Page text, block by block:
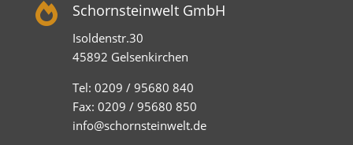
 Schornsteinwelt GmbH
Isoldenstr.30
45892 Gelsenkirchen
Tel: 0209 / 95680 840
Fax: 0209 / 95680 850
info@schornsteinwelt.de